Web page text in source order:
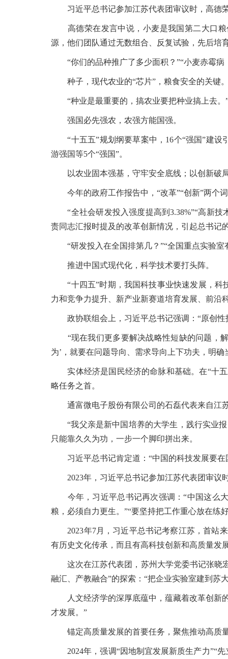
习近平总书记参加江苏代表团审议时，高德荣
高德荣在发言中说，小麦是我国第二大口粮
源，他们团队通过无数组合、反复试验，先后培
“你们的品种推广了多少面积？”“小麦赤霉病
种子，现代农业的“芯片”，粮食安全的关键
“种业是最重要的，搞农业要把种业搞上去。”
强国必先强农，农强方能国强。
“十五五”规划纲要草案中，16个“强国”建设
游强国等5个“强国”。
以农业固本强基，守牢安全底线；以创新破
今年的政府工作报告中，“改革”“创新”两个
“全社会研发投入强度提高到3.38%”“高新技
责同志汇报时提及的改革创新情况，引起总书记
“研发投入在全国排第几？”“全国重点实验室
推进中国式现代化，科学技术要打头阵。
“十四五”时期，我国科技事业快速发展，科
力和竞争力提升、新产业新赛道培育发展、前沿
政协联组会上，习近平总书记强调：“原创性技
“现在我们更多要解决战略性短缺的问题，解
为’，就要在问题导向、需求导向上下功夫，明
实体经济是国民经济的命脉和基础。在“十五
略任务之首。
通富微电子股份有限公司的石磊代表来自江
“我父亲是新中国培养的大学生，践行实业报
只能靠久久为功，一步一个脚印拼出来。
习近平总书记肯定道：“中国的科技发展要在
2023年，习近平总书记参加江苏代表团审议
今年，习近平总书记再次强调：“中国这么大
粮，必须自力更生。”“要坚持把工作重心放在练
2023年7月，习近平总书记考察江苏，首站来
有历史文化传承，而且有高科技创新和高质量发
这次在江苏代表团，苏州大学党委书记张晓宏
融汇、产教融合”的探索：“把企业实验室建到苏
人文经济学的深厚底蕴中，蕴藏着改革创新的
才发展。”
锚定高质量发展的首要任务，聚焦推动高质量
2024年，强调“因地制宜发展新质生产力”“先